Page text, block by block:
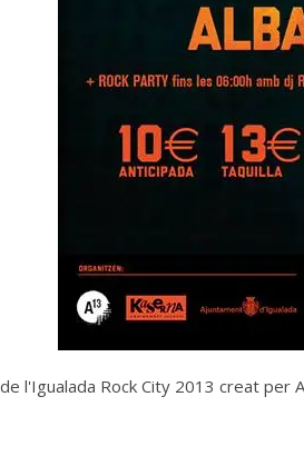
l'Igualada Rock City 2013 creat per